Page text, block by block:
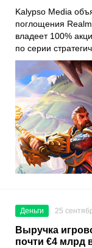
Kalypso Media
поглощения
владеет 100%
по серии
Деньги 25
Выручка
почти €4 млрд